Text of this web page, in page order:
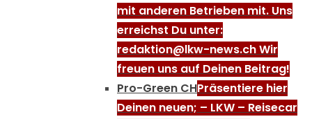
mit anderen Betrieben mit. Uns
erreichst Du unter:
redaktion@lkw-news.ch Wir
freuen uns auf Deinen Beitrag!
Pro-Green CHPräsentiere hier
Deinen neuen; – LKW – Reisecar